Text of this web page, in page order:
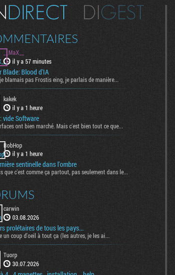
__MaX__
il y a 57 minutes
Blade: Blood d'IA
blamais pas Frostis eing, je parlais de manière...
kakek
il y a 1 heure
vide Software
ont bien marché. Mais c'est bien tout ce que...
BobHop
il y a 1 heure
sentinelle dans l'ombre
que c'est comme ça partout, pas seulement dans le...
carwin
03.08.2026
prolétaires de tous les pays...
un coup d'oeil à tout ça (les autres, je les ai...
Tuorp
30.07.2026